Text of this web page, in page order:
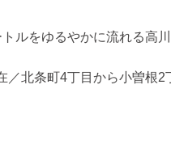
ルをゆるやかに流れる高
／北条町4丁目から小曽根